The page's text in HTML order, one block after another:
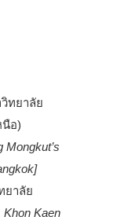
ทยาลัย
นือ)
Mongkut’s
ยาลัย
Khon Kaen